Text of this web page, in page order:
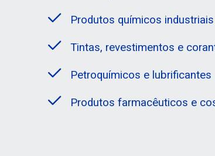
Produtos químicos industriais
Tintas, revestimentos e
Petroquímicos e lubrificantes
Produtos farmacêuticos e